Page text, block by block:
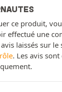
ce produit,
effectué une
laissés sur
. Les avis